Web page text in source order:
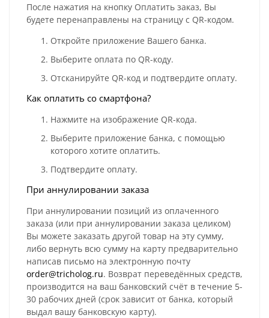
После нажатия на кнопку Оплатить заказ, Вы
будете перенаправлены на страницу с QR-кодом.
Откройте приложение Вашего банка.
Выберите оплата по QR-коду.
Отсканируйте QR-код и подтвердите оплату.
Как оплатить со смартфона?
Нажмите на изображение QR-кода.
Выберите приложение банка, с помощью
которого хотите оплатить.
Подтвердите оплату.
При аннулировании заказа
При аннулировании позиций из оплаченного
заказа (или при аннулировании заказа целиком)
Вы можете заказать другой товар на эту сумму,
либо вернуть всю сумму на карту предварительно
написав письмо на электронную почту
order@tricholog.ru. Возврат переведённых средств,
производится на ваш банковский счёт в течение 5-
30 рабочих дней (срок зависит от банка, который
выдал вашу банковскую карту).